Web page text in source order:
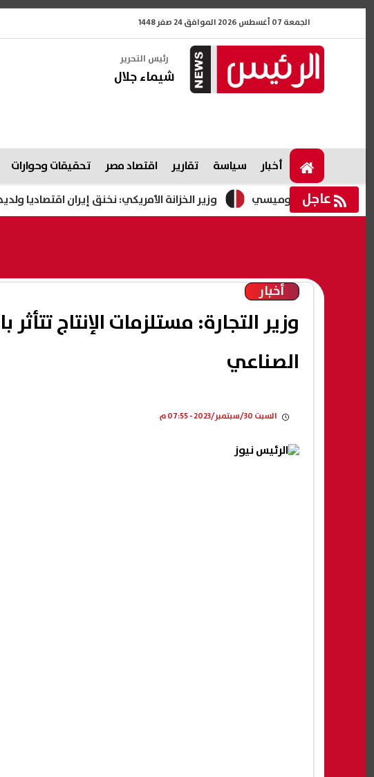
الجمعة 07 أغسطس 2026 الموافق 24 صفر 1448
رئيس التحرير
شيماء جلال
أخبار سياسة تقارير اقتصاد مصر تحقيقات وحوارات
عاجل وزير الخزانة الأمريكي: نخنق إيران اقتصاديا ولديهم
أخبار
وزير التجارة: مستلزمات الإنتاج
الصناعي
السبت 30/سبتمبر/2023 - 07:55 م